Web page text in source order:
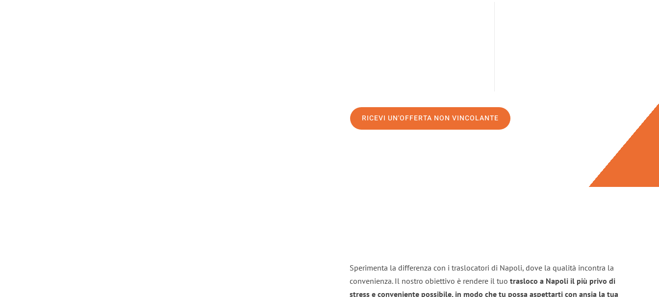
RICEVI UN'OFFERTA NON VINCOLANTE
Sperimenta la differenza con i traslocatori di Napoli, dove la qualità incontra la
convenienza. Il nostro obiettivo è rendere il tuo trasloco a Napoli il più privo di
stress e conveniente possibile, in modo che tu possa aspettarti con ansia la tua